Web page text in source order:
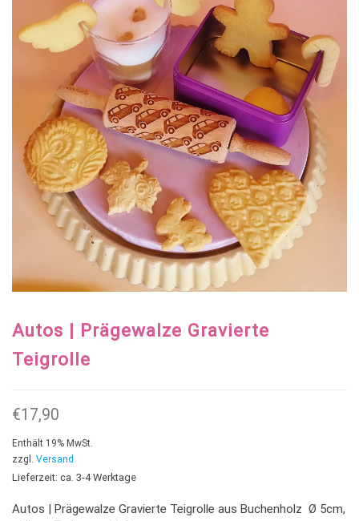
Autos | Prägewalze Gravierte
Teigrolle
€17,90
Enthält 19% MwSt.
zzgl. Versand
Lieferzeit: ca. 3-4 Werktage
Autos | Prägewalze Gravierte Teigrolle aus Buchenholz Ø 5cm,